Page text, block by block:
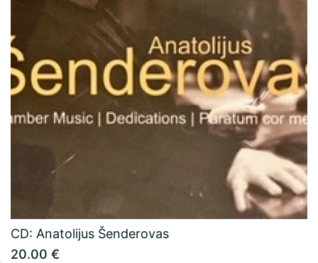
naudojimo taisyklės
Konsultacijų ir ekspertizių paslaugos
Žako Lipšico muziejaus ekspozicija
Atvirukai
CD: Anatolijus Šenderovas
20.00 €